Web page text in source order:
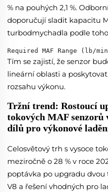
% na pouhých 2,1 %.
doporučují sladit kapacitu
turbodmychadla podle
Required MAF Range (lb/
Tím se zajistí, že senzor
lineární oblasti a
rozsahu výkonu.
Tržní trend: Rostoucí
tokových MAF senzorů
dílů pro výkonové
Celosvětový trh s vysoce
meziročně o 28 % v roce
poptávka po upgradu
V8 a řešení vhodných pro